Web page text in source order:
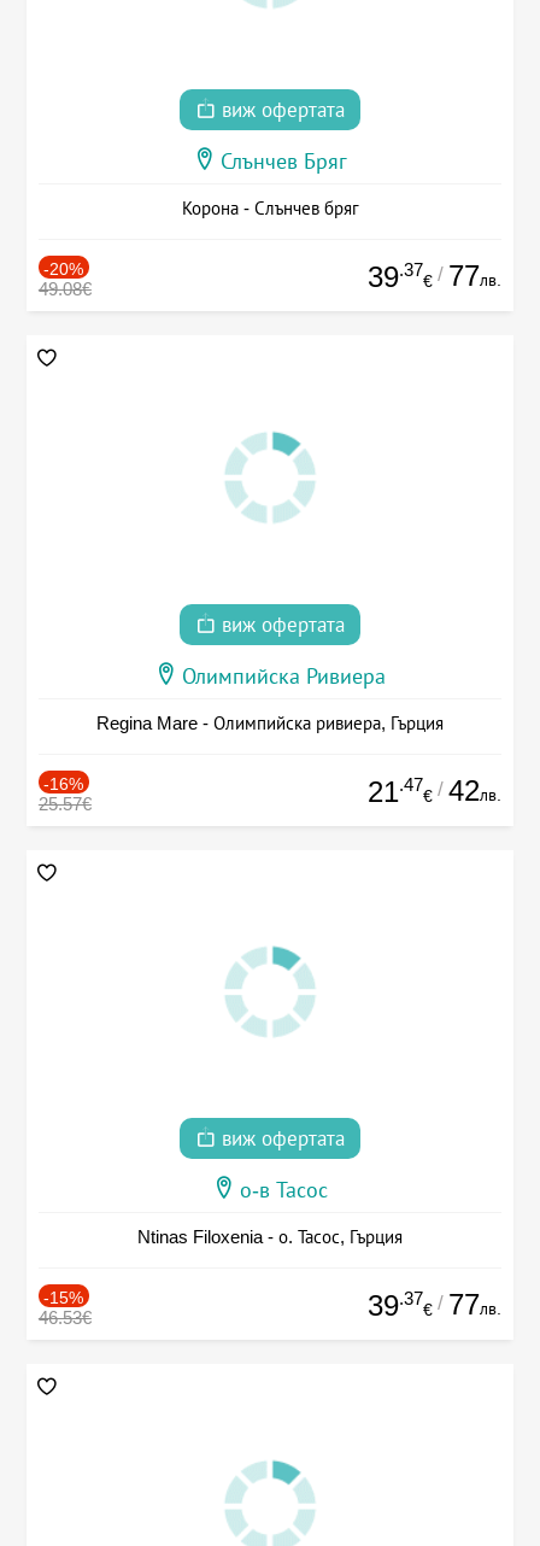
виж офертата
Слънчев Бряг
Корона - Слънчев бряг
-20%
49.08€ 39.37
€ / 77лв.
виж офертата
Олимпийска Ривиера
Regina Mare - Олимпийска ривиера, Гърция
-16%
25.57€ 21.47
€ / 42лв.
виж офертата
о-в Тасос
Ntinas Filoxenia - о. Тасос, Гърция
-15%
46.53€ 39.37
€ / 77лв.